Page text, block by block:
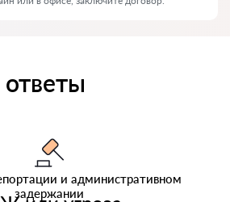
и административном
задержании